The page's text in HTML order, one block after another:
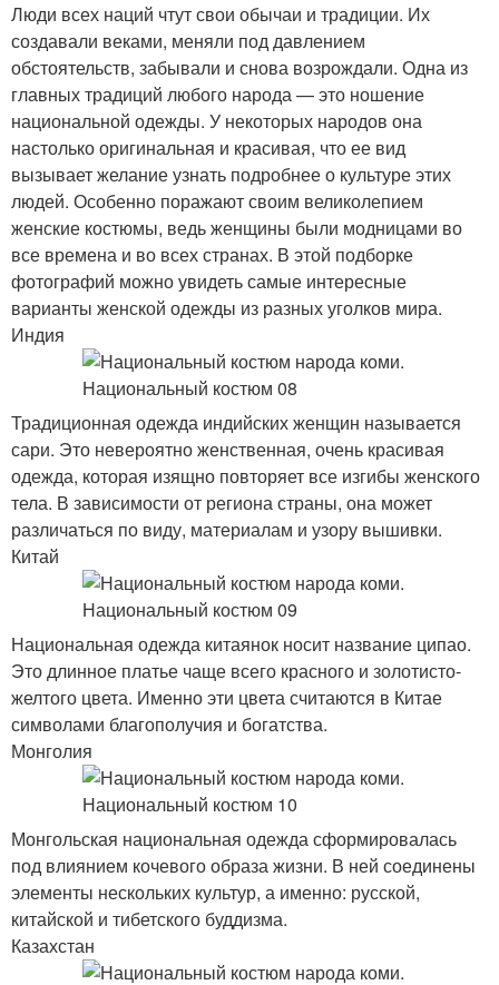
Люди всех наций чтут свои обычаи и традиции. Их
создавали веками, меняли под давлением
обстоятельств, забывали и снова возрождали. Одна из
главных традиций любого народа — это ношение
национальной одежды. У некоторых народов она
настолько оригинальная и красивая, что ее вид
вызывает желание узнать подробнее о культуре этих
людей. Особенно поражают своим великолепием
женские костюмы, ведь женщины были модницами во
все времена и во всех странах. В этой подборке
фотографий можно увидеть самые интересные
варианты женской одежды из разных уголков мира.
Индия
Традиционная одежда индийских женщин называется
сари. Это невероятно женственная, очень красивая
одежда, которая изящно повторяет все изгибы женского
тела. В зависимости от региона страны, она может
различаться по виду, материалам и узору вышивки.
Китай
Национальная одежда китаянок носит название ципао.
Это длинное платье чаще всего красного и золотисто-
желтого цвета. Именно эти цвета считаются в Китае
символами благополучия и богатства.
Монголия
Монгольская национальная одежда сформировалась
под влиянием кочевого образа жизни. В ней соединены
элементы нескольких культур, а именно: русской,
китайской и тибетского буддизма.
Казахстан